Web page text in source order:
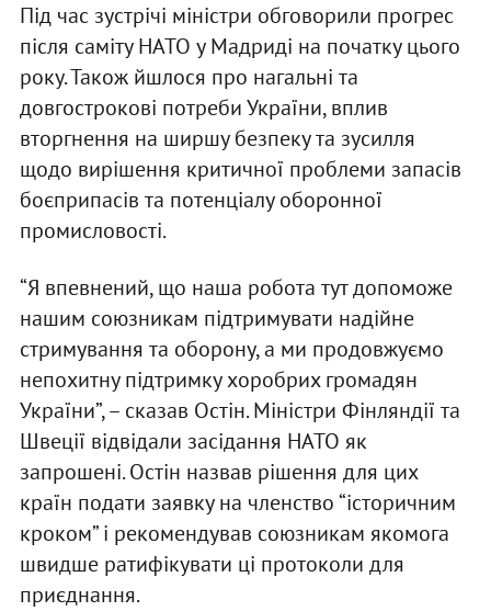
Під час зустрічі міністри обговорили прогрес
після саміту НАТО у Мадриді на початку цього
року. Також йшлося про нагальні та
довгострокові потреби України, вплив
вторгнення на ширшу безпеку та зусилля
щодо вирішення критичної проблеми запасів
боєприпасів та потенціалу оборонної
промисловості.
“Я впевнений, що наша робота тут допоможе
нашим союзникам підтримувати надійне
стримування та оборону, а ми продовжуємо
непохитну підтримку хоробрих громадян
України”, – сказав Остін.Міністри Фінляндії та
Швеції відвідали засідання НАТО як
запрошені. Остін назвав рішення для цих
країн подати заявку на членство “історичним
кроком” і рекомендував союзникам якомога
швидше ратифікувати ці протоколи для
приєднання.